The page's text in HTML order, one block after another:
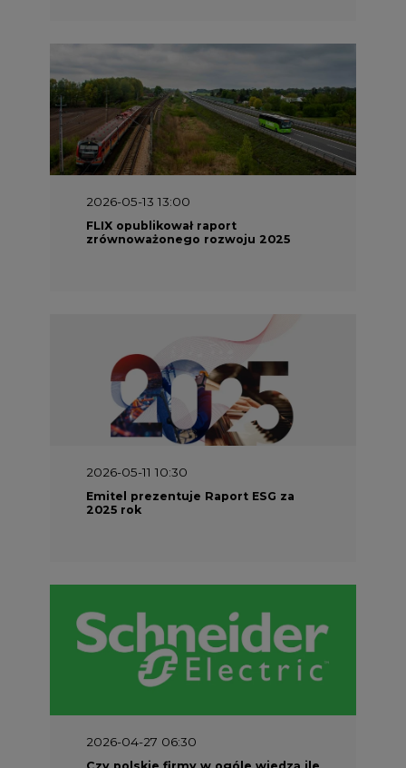
2026-05-13 13:00
FLIX opublikował raport
zrównoważonego rozwoju 2025
2026-05-11 10:30
Emitel prezentuje Raport ESG za
2025 rok
2026-04-27 06:30
Czy polskie firmy w ogóle wiedzą ile